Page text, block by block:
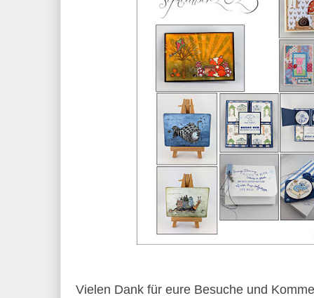
Vielen Dank für eure Besuche und